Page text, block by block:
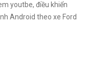
youtbe, điều khiển
Android theo xe Ford